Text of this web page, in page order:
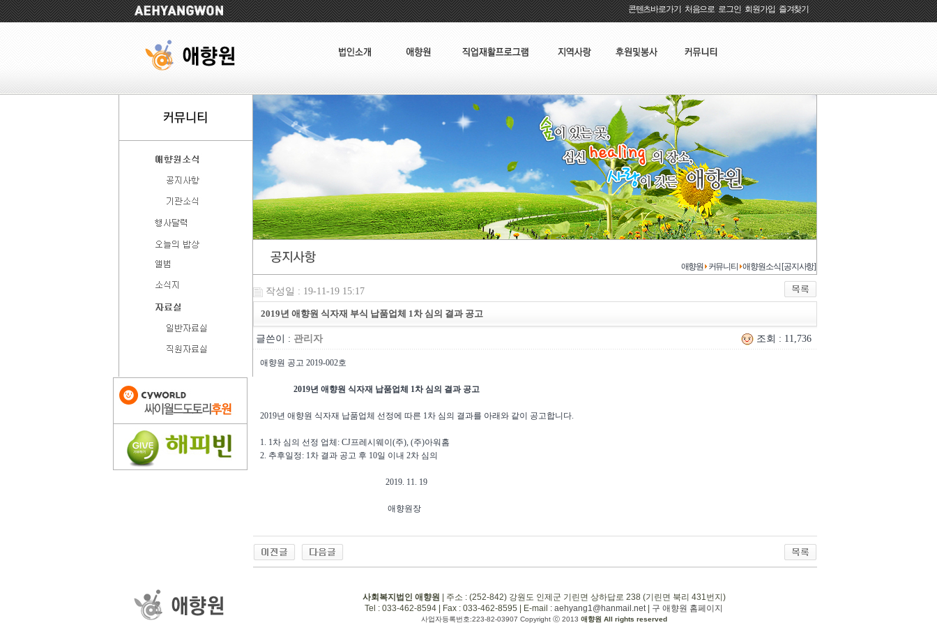
콘텐츠바로가기:처음으로:로그인:회원가입:즐겨찾기
애향원 커뮤니티 애향원소식 [공지사항]
작성일 : 19-11-19 15:17
2019년 애향원 식자재 부식 납품업체 1차 심의 결과 공고
글쓴이 : 관리자 조회 : 11,736
애향원 공고 2019-002호
2019년 애향원 식자재 납품업체 1차 심의 결과 공고
2019년 애향원 식자재 납품업체 선정에 따른 1차 심의 결과를 아래와 같이 공고합니다.
1. 1차 심의 선정 업체: CJ프레시웨이(주), (주)아워홈
2. 추후일정: 1차 결과 공고 후 10일 이내 2차 심의
2019. 11. 19
애향원장
사회복지법인 애향원 | 주소 : (252-842) 강원도 인제군 기린면 상하답로 238 (기린면 북리 431번지)
Tel : 033-462-8594 | Fax : 033-462-8595 | E-mail : aehyang1@hanmail.net| 구 애향원 홈페이지
사업자등록번호:223-82-03907 Copyright ⓒ 2013 애향원 All rights reserved